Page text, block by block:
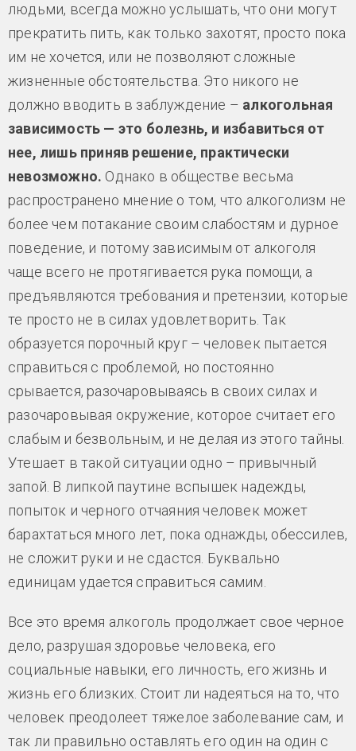
людьми, всегда можно услышать, что они могут
прекратить пить, как только захотят, просто пока
им не хочется, или не позволяют сложные
жизненные обстоятельства. Это никого не
должно вводить в заблуждение – алкогольная
зависимость — это болезнь, и избавиться от
нее, лишь приняв решение, практически
невозможно. Однако в обществе весьма
распространено мнение о том, что алкоголизм не
более чем потакание своим слабостям и дурное
поведение, и потому зависимым от алкоголя
чаще всего не протягивается рука помощи, а
предъявляются требования и претензии, которые
те просто не в силах удовлетворить. Так
образуется порочный круг – человек пытается
справиться с проблемой, но постоянно
срывается, разочаровываясь в своих силах и
разочаровывая окружение, которое считает его
слабым и безвольным, и не делая из этого тайны.
Утешает в такой ситуации одно – привычный
запой. В липкой паутине вспышек надежды,
попыток и черного отчаяния человек может
барахтаться много лет, пока однажды, обессилев,
не сложит руки и не сдастся. Буквально
единицам удается справиться самим.
Все это время алкоголь продолжает свое черное
дело, разрушая здоровье человека, его
социальные навыки, его личность, его жизнь и
жизнь его близких. Стоит ли надеяться на то, что
человек преодолеет тяжелое заболевание сам, и
так ли правильно оставлять его один на один с